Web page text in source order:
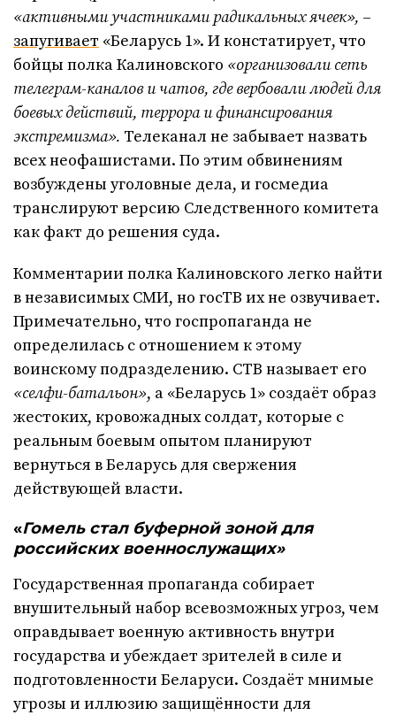
«активными участниками радикальных ячеек», –
запугивает «Беларусь 1». И констатирует, что
бойцы полка Калиновского «организовали сеть
телеграм-каналов и чатов, где вербовали людей для
боевых действий, террора и финансирования
экстремизма». Телеканал не забывает назвать
всех неофашистами. По этим обвинениям
возбуждены уголовные дела, и госмедиа
транслируют версию Следственного комитета
как факт до решения суда.
Комментарии полка Калиновского легко найти
в независимых СМИ, но госТВ их не озвучивает.
Примечательно, что госпропаганда не
определилась с отношением к этому
воинскому подразделению. СТВ называет его
«селфи-батальон», а «Беларусь 1» создаёт образ
жестоких, кровожадных солдат, которые с
реальным боевым опытом планируют
вернуться в Беларусь для свержения
действующей власти.
«Гомель стал буферной зоной для
российских военнослужащих»
Государственная пропаганда собирает
внушительный набор всевозможных угроз, чем
оправдывает военную активность внутри
государства и убеждает зрителей в силе и
подготовленности Беларуси. Создаёт мнимые
угрозы и иллюзию защищённости для